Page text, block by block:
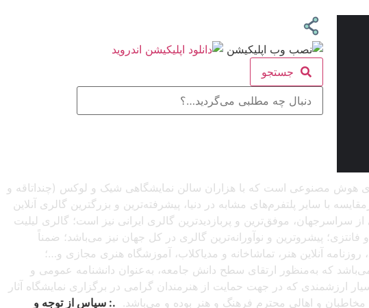
جستجو
هوش مصنوعی است که با هزاران سالن نمایشگاهی شیک و لوکس (چنداتاقه و
با سایر پلتفرم‌های مشابه در دنیا، پیشرفته‌ترین و بزرگترین گالری آنلاین
از هزار بازدیدشبانه‌روزی از سراسرجهان، موفق‌ترین و پربازدیدترین گالری ایرانی نیز است؛ گالری لیلیت
پیشروترین و نوآورانه‌ترین گالری در کل جهان نیز می‌باشد؛ ضمناً
آنلاین هنر، تماشاخانه و مدیاکلاب، آموزشگاه هنری مجازی و…؛
که به‌منظور ارتقای سطح دانش جامعه، به‌عنوان دانشنامه عمومی و
ارزشمندی که در جهت حمایت از هنرمندان گرامی در برگزاری نمایشگاه آثار
مخاطبان و اهالی محترم فرهنگ و هنر بوده و می‌باشد. .: سپاس از توجه و